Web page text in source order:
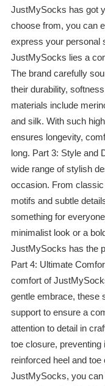
JustMySocks has got
choose from, you can
express your personal
JustMySocks lies a
The brand carefully
their durability,
materials include
and silk. With such
ensures longevity,
long. Part 3: Style and
wide range of stylish
occasion. From
motifs and subtle
something for
minimalist look or a
JustMySocks has the
Part 4: Ultimate
comfort of
gentle embrace, these
support to ensure a
attention to detail in
toe closure, preventing
reinforced heel and toe
JustMySocks, you can